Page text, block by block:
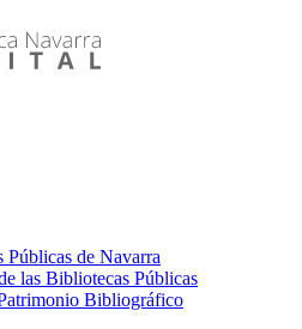
Públicas de Navarra
las Bibliotecas Públicas
Bibliográfico